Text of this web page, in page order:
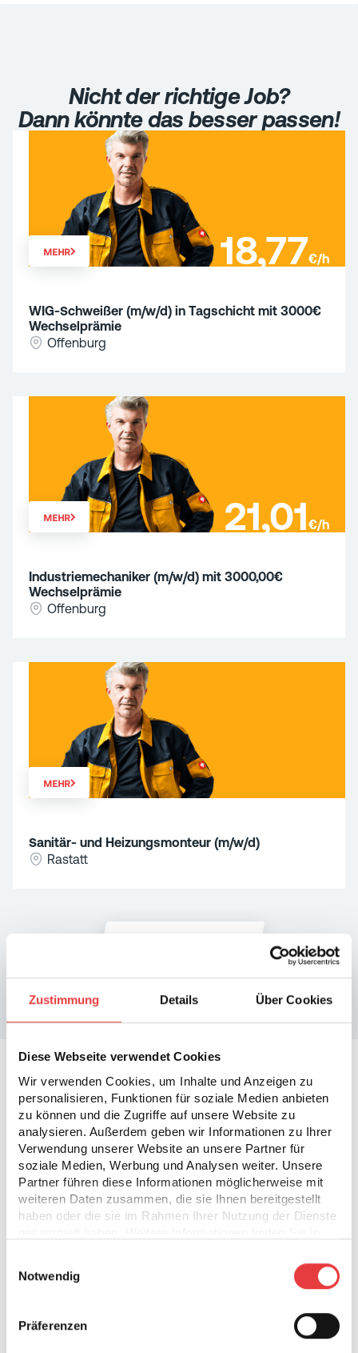
Zustimmung Details Über Cookies
Diese Webseite verwendet Cookies
Wir verwenden Cookies, um Inhalte und Anzeigen zu
personalisieren, Funktionen für soziale Medien anbieten
zu können und die Zugriffe auf unsere Website zu
analysieren. Außerdem geben wir Informationen zu Ihrer
Verwendung unserer Website an unsere Partner für
soziale Medien, Werbung und Analysen weiter. Unsere
Partner führen diese Informationen möglicherweise mit
weiteren Daten zusammen, die sie Ihnen bereitgestellt
haben oder die sie im Rahmen Ihrer Nutzung der Dienste
Notwendig
Präferenzen
Nicht der richtige Job?
Dann könnte das besser passen!
MEHR 18,77€/h
WIG-Schweißer (m/w/d) in Tagschicht mit 3000€
Wechselprämie
Offenburg
MEHR 21,01€/h
Industriemechaniker (m/w/d) mit 3000,00€
Wechselprämie
Offenburg
MEHR
Sanitär- und Heizungsmonteur (m/w/d)
Rastatt
Noch nicht überzeugt?
Gute Gründe gibt es hier:
Wir bieten dir den ersten Schritt in dein Traum-